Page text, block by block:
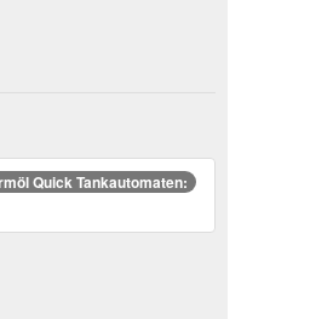
Quick Tankautomaten: